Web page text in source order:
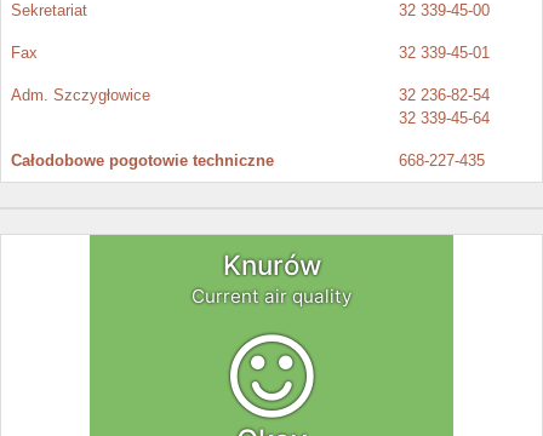
Sekretariat 32 339-45-00
Fax 32 339-45-01
Adm. Szczygłowice
32 236-82-54
32 339-45-64
Całodobowe pogotowie techniczne 668-227-435